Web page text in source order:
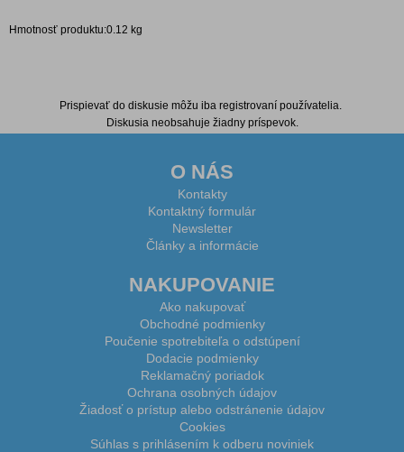
Hmotnosť produktu:0.12 kg
Prispievať do diskusie môžu iba registrovaní používatelia.
Diskusia neobsahuje žiadny príspevok.
O NÁS
Kontakty
Kontaktný formulár
Newsletter
Články a informácie
NAKUPOVANIE
Ako nakupovať
Obchodné podmienky
Poučenie spotrebiteľa o odstúpení
Dodacie podmienky
Reklamačný poriadok
Ochrana osobných údajov
Žiadosť o prístup alebo odstránenie údajov
Cookies
Súhlas s prihlásením k odberu noviniek